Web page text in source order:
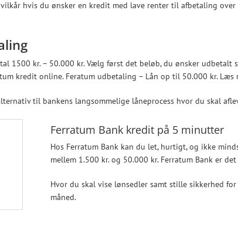
hvis du ønsker en kredit med lave renter til afbetaling
1500 kr. – 50.000 kr. Vælg først det beløb, du ønsker
kredit online. Feratum udbetaling – Lån op til 50.000 kr. Læs
til bankens langsommelige låneprocess hvor du skal
Ferratum Bank kredit på 5 minutter
Hos Ferratum Bank kan du let, hurtigt, og ikke
mellem 1.500 kr. og 50.000 kr. Ferratum Bank er
Hvor du skal vise lønsedler samt stille sikkerhed
måned.